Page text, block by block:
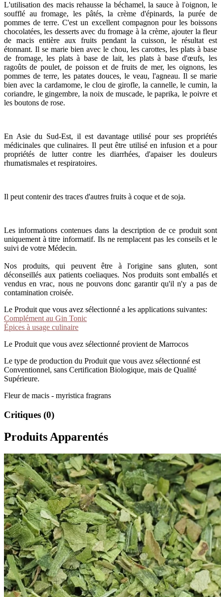
L'utilisation des macis rehausse la béchamel, la sauce à l'oignon, le
soufflé au fromage, les pâtés, la crème d'épinards, la purée de
pommes de terre. C'est un excellent compagnon pour les boissons
chocolatées, les desserts avec du fromage à la crème, ajouter la fleur
de macis entière aux fruits pendant la cuisson, le résultat est
étonnant. Il se marie bien avec le chou, les carottes, les plats à base
de fromage, les plats à base de lait, les plats à base d'œufs, les
ragoûts de poulet, de poisson et de fruits de mer, les oignons, les
pommes de terre, les patates douces, le veau, l'agneau. Il se marie
bien avec la cardamome, le clou de girofle, la cannelle, le cumin, la
coriandre, le gingembre, la noix de muscade, le paprika, le poivre et
les boutons de rose.
En Asie du Sud-Est, il est davantage utilisé pour ses propriétés
médicinales que culinaires. Il peut être utilisé en infusion et a pour
propriétés de lutter contre les diarrhées, d'apaiser les douleurs
rhumatismales et respiratoires.
Il peut contenir des traces d'autres fruits à coque et de soja.
Les informations contenues dans la description de ce produit sont
uniquement à titre informatif. Ils ne remplacent pas les conseils et le
suivi de votre Médecin.
Nos produits, qui peuvent être à l'origine sans gluten, sont
déconseillés aux patients coeliaques. Nos produits sont emballés et
vendus en vrac, nous ne pouvons donc garantir qu'il n'y a pas de
contamination croisée.
Le Produit que vous avez sélectionné a les applications suivantes:
Complément au Gin Tonic
Épices à usage culinaire
Le Produit que vous avez sélectionné provient de Marrocos
Le type de production du Produit que vous avez sélectionné est
Conventionnel, sans Certification Biologique, mais de Qualité
Supérieure.
Fleur de macis - myristica fragrans
Critiques (0)
Produits Apparentés